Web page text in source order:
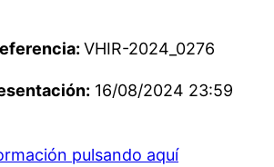
VHIR-2024_0276
16/08/2024 23:59
pulsando aquí